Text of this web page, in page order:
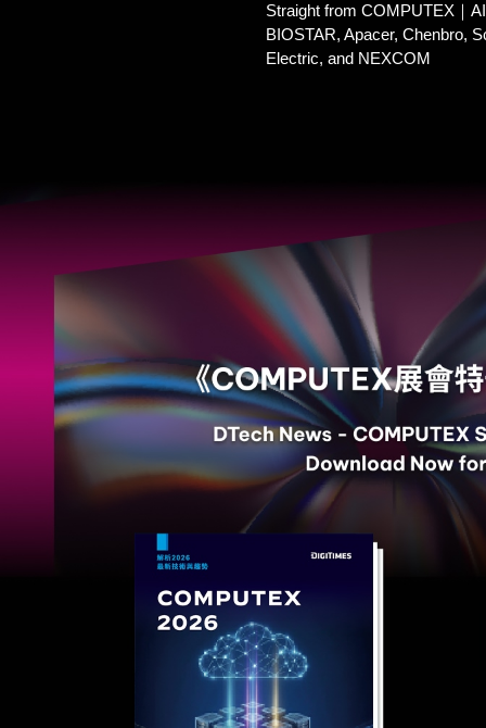
Straight from COMPUTEX｜
BIOSTAR, Apacer, Chenbro,
Electric, and NEXCOM